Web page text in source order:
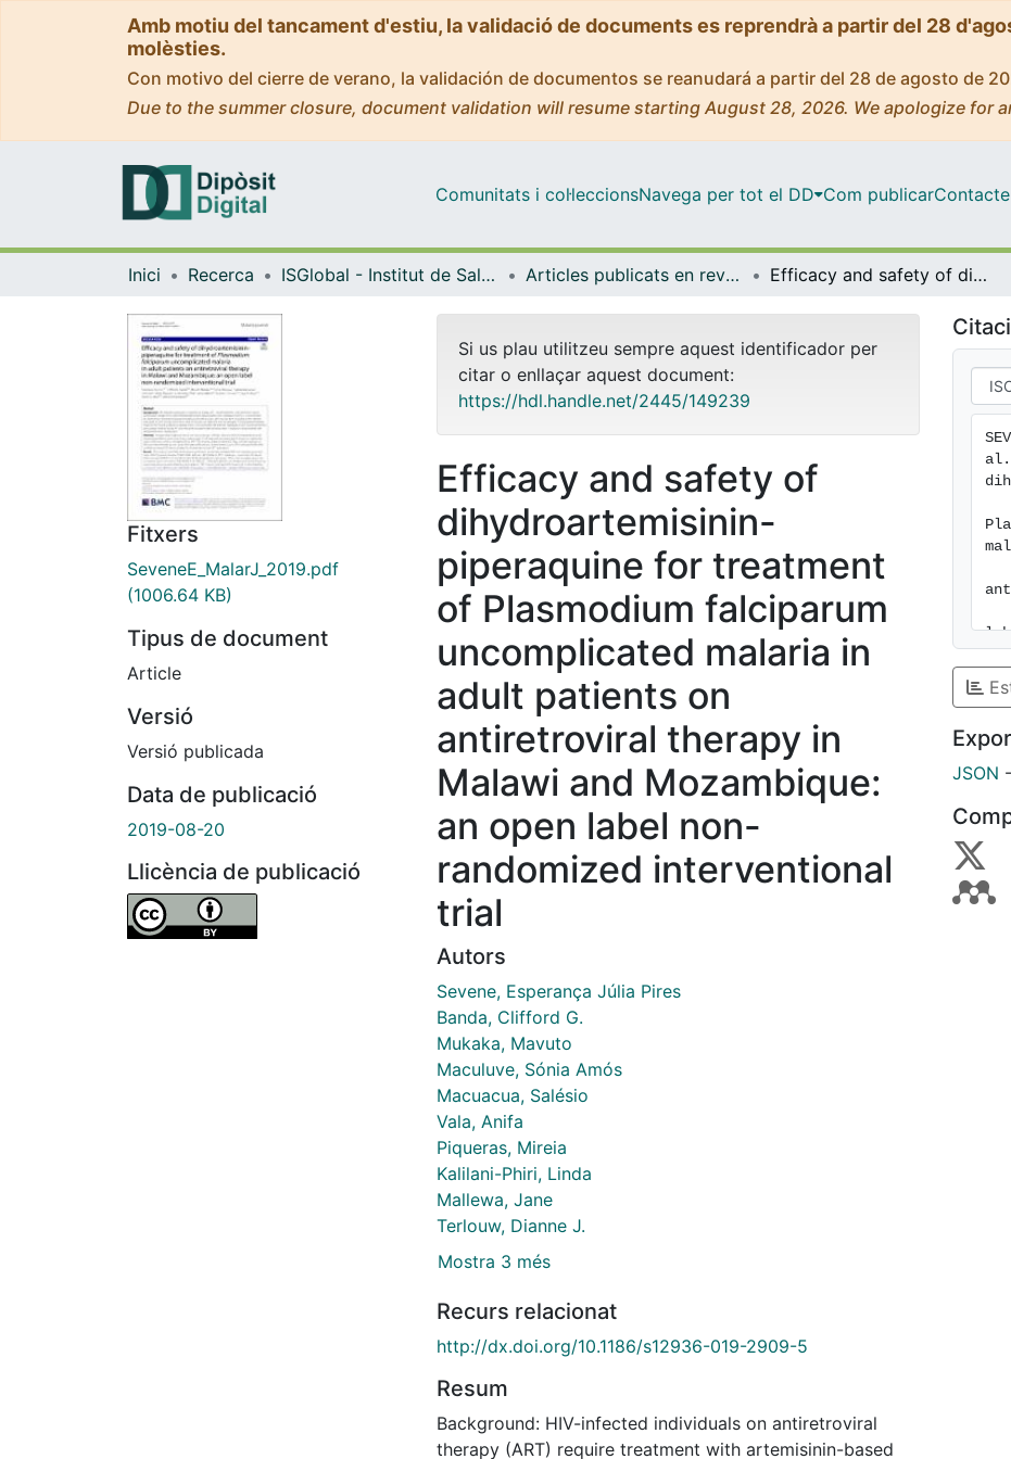
Amb motiu del tancament d'estiu, la validació de documents es reprendrà a partir del 28
molèsties.
Con motivo del cierre de verano, la validación de documentos se reanudará a partir del 28 de agosto de
Due to the summer closure, document validation will resume starting August 28, 2026. We apologize for
Comunitats i col·leccionsNavega per tot el DD Com publicarContacte
Inici Recerca ISGlobal - Institut de Salut Global de Barcelona Articles publicats en revistes (ISGlobal) Efficacy and safety of dihydroartemisinin-piperaquine for treatment of Plasmodium falciparum uncomplicated malaria in adult patients on antiretroviral therapy in Malawi and Mozambique: an open label non-randomized interventional trial
Fitxers
SeveneE_MalarJ_2019.pdf
(1006.64 KB)
Tipus de document
Article
Versió
Versió publicada
Data de publicació
2019-08-20
Llicència de publicació
Si us plau utilitzeu sempre aquest identificador per
citar o enllaçar aquest document:
https://hdl.handle.net/2445/149239
Efficacy and safety of
dihydroartemisinin-
piperaquine for treatment
of Plasmodium falciparum
uncomplicated malaria in
adult patients on
antiretroviral therapy in
Malawi and Mozambique:
an open label non-
randomized interventional
trial
Autors
Sevene, Esperança Júlia Pires
Banda, Clifford G.
Mukaka, Mavuto
Maculuve, Sónia Amós
Macuacua, Salésio
Vala, Anifa
Piqueras, Mireia
Kalilani-Phiri, Linda
Mallewa, Jane
Terlouw, Dianne J.
Mostra 3 més
Recurs relacionat
http://dx.doi.org/10.1186/s12936-019-2909-5
Resum
Background: HIV-infected individuals on antiretroviral
therapy (ART) require treatment with artemisinin-based
al.
JSON -